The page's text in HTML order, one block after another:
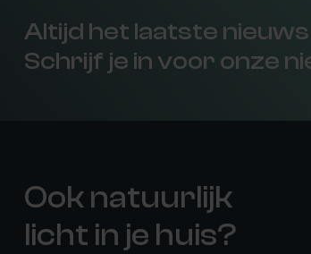
Altijd het laatste
Schrijf je in voor onze
Ook natuurlijk
licht in je huis?